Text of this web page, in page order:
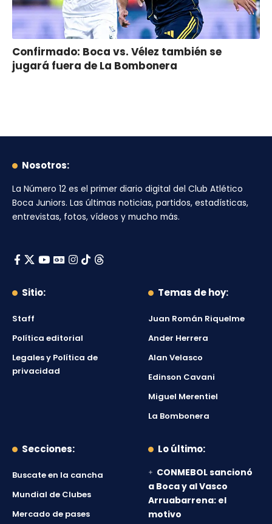
Confirmado: Boca vs. Vélez también se
jugará fuera de La Bombonera
Nosotros:
La Número 12 es el primer diario digital del Club Atlético
Boca Juniors. Las últimas noticias, partidos, estadísticas,
entrevistas, fotos, vídeos y mucho más.
Sitio:
Staff
Política editorial
Legales y Política de
privacidad
Temas de hoy:
Juan Román Riquelme
Ander Herrera
Alan Velasco
Edinson Cavani
Miguel Merentiel
La Bombonera
Secciones:
Buscate en la cancha
Mundial de Clubes
Mercado de pases
Lo último:
CONMEBOL sancionó
a Boca y al Vasco
Arruabarrena: el
motivo